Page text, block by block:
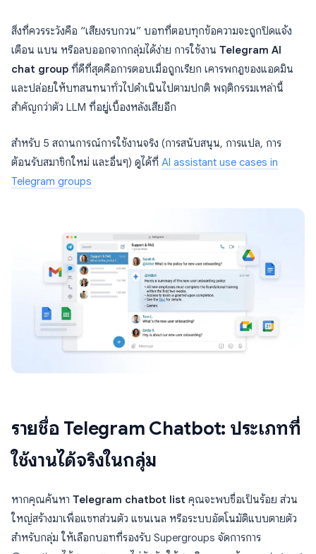
สิ่งที่ควรระวังคือ “เสียงรบกวน” บอทที่ตอบทุกข้อความจะถูกปิดแจ้ง
เตือน แบน หรือลบออกจากกลุ่มได้ง่าย การใช้งาน Telegram AI
chat group ที่ดีที่สุดคือการตอบเมื่อถูกเรียก เคารพกฎของแอดมิน
และปล่อยให้บทสนทนาทั่วไปดำเนินไปตามปกติ พฤติกรรมเหล่านี้
สำคัญกว่าตัว LLM ที่อยู่เบื้องหลังเสียอีก
สำหรับ 5 สถานการณ์การใช้งานจริง (การสนับสนุน, การแปล, การ
ต้อนรับสมาชิกใหม่ และอื่นๆ) ดูได้ที่ AI assistant use cases in
Telegram groups
รายชื่อ Telegram Chatbot: ประเภทที่
ใช้งานได้จริงในกลุ่ม
หากคุณค้นหา Telegram chatbot list คุณจะพบชื่อเป็นร้อย ส่วน
ใหญ่สร้างมาเพื่อแชทส่วนตัว แชนเนล หรือระบบอัตโนมัติแบบตายตัว
สำหรับกลุ่ม ให้เลือกบอทที่รองรับ Supergroups จัดการการ